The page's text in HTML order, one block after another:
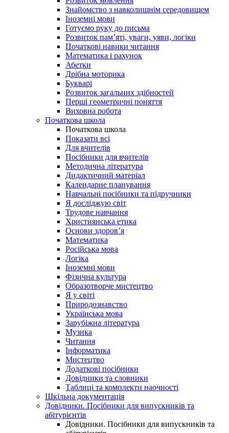
Знайомство з навколишнім середовищем
Іноземні мови
Готуємо руку до письма
Розвиток пам’яті, уваги, уяви, логіки
Початкові навики читання
Математика і рахунок
Абетки
Дрібна моторика
Букварі
Розвиток загальних здібностей
Перші геометричні поняття
Виховна робота
Початкова школа
Початкова школа
Показати всі
Для вчителів
Посібники для вчителів
Методична література
Дидактичний матеріал
Календарне планування
Навчальні посібники та підручники
Я досліджую світ
Трудове навчання
Християнська етика
Основи здоров’я
Математика
Російська мова
Логіка
Іноземні мови
Фізична культура
Образотворче мистецтво
Я у світі
Природознавство
Українська мова
Зарубіжна література
Музика
Читання
Інформатика
Мистецтво
Додаткові посібники
Довідники та словники
Таблиці та комплекти наочності
Шкільна документація
Довідники. Посібники для випускників та
абітурієнтів
Довідники. Посібники для випускників та